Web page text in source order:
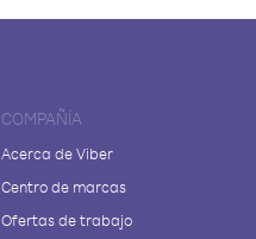
COMPAÑÍA
Acerca de Viber
Centro de marcas
Ofertas de trabajo